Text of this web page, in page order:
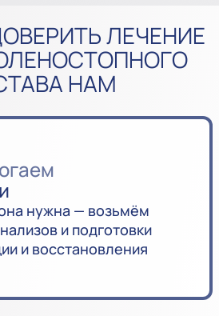
ЛЕЧЕНИЕ
НАМ
нужна — возьмём
и подготовки
и восстановления